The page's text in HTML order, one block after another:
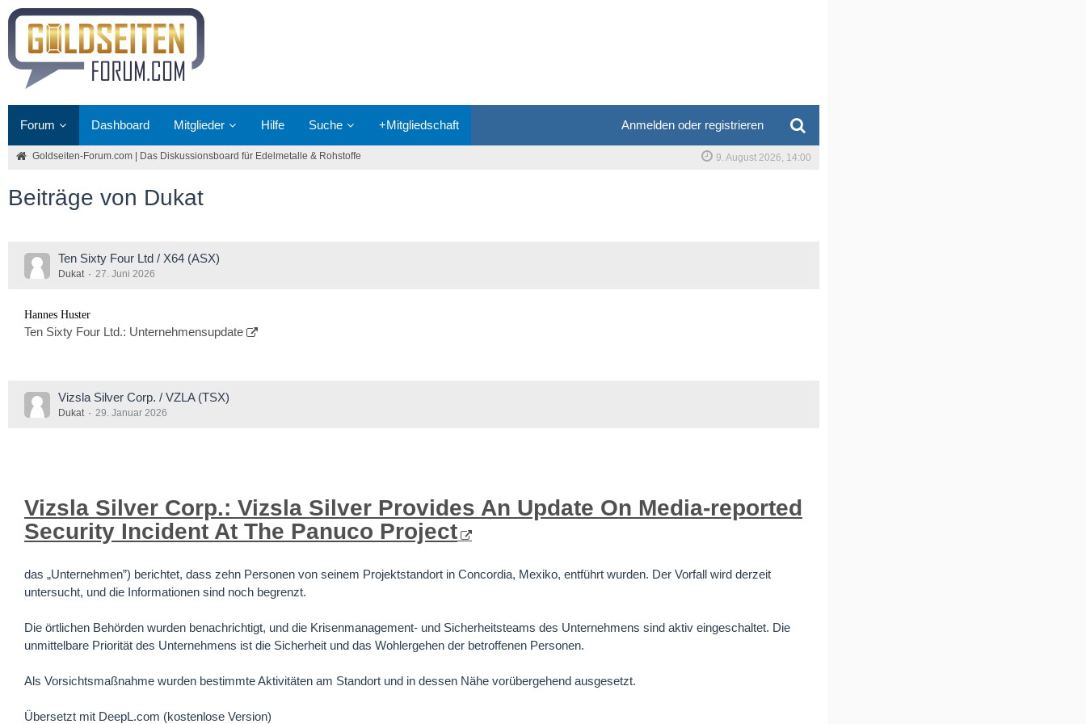
Forum Dashboard Mitglieder Hilfe Suche +Mitgliedschaft Anmelden oder registrieren
Goldseiten-Forum.com | Das Diskussionsboard für Edelmetalle & Rohstoffe 9. August 2026, 14:00
Beiträge von Dukat
Ten Sixty Four Ltd / X64 (ASX)
Dukat 27. Juni 2026
Hannes Huster
Ten Sixty Four Ltd.: Unternehmensupdate
Vizsla Silver Corp. / VZLA (TSX)
Dukat 29. Januar 2026
Vizsla Silver Corp.: Vizsla Silver Provides An Update On Media-reported
Security Incident At The Panuco Project
das „Unternehmen”) berichtet, dass zehn Personen von seinem Projektstandort in Concordia, Mexiko, entführt wurden. Der Vorfall wird derzeit
untersucht, und die Informationen sind noch begrenzt.
Die örtlichen Behörden wurden benachrichtigt, und die Krisenmanagement- und Sicherheitsteams des Unternehmens sind aktiv eingeschaltet. Die
unmittelbare Priorität des Unternehmens ist die Sicherheit und das Wohlergehen der betroffenen Personen.
Als Vorsichtsmaßnahme wurden bestimmte Aktivitäten am Standort und in dessen Nähe vorübergehend ausgesetzt.
Übersetzt mit DeepL.com (kostenlose Version)